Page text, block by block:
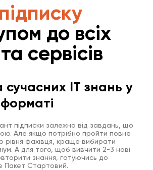
до всіх
сервісів
сучасних IT знань у
підписки залежно від завдань, що
Але якщо потрібно пройти повне
рівня фахівця, краще вибирати
А для того, щоб вивчити 2-3 нові
знання, готуючись до
Пакет Стартовий.